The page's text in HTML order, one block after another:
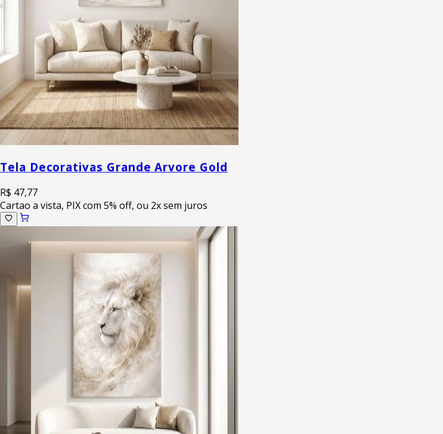
Tela Decorativas Grande Arvore Gold
R$ 47,77
Cartao a vista, PIX com 5% off, ou 2x sem juros